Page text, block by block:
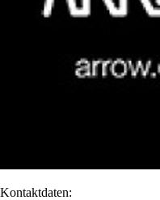
Kontaktdaten: